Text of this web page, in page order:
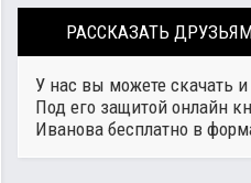
РАССКАЗАТЬ
У нас вы можете скачать
Под его защитой онлайн
Иванова бесплатно в